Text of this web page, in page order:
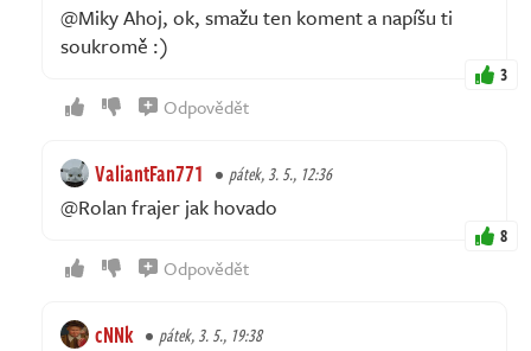
@Miky Ahoj, ok, smažu ten koment a napíšu ti
soukromě :)
3
Odpovědět
ValiantFan771 pátek, 3. 5., 12:36
@Rolan frajer jak hovado
8
Odpovědět
cNNk pátek, 3. 5., 19:38